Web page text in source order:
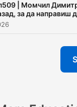
| Момчил
за да направиш